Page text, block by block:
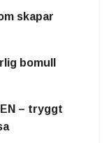
skapar
bomull
– tryggt